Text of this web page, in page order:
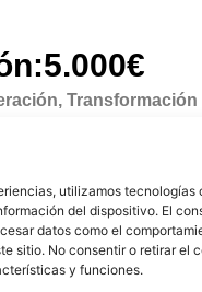
utilizamos tecnologías
del dispositivo. El
datos como el
sitio. No consentir o retirar el
y funciones.
Transformación